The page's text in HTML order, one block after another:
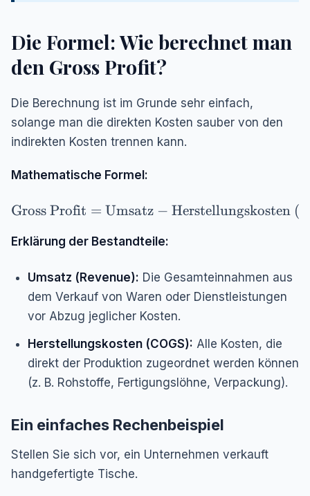
Die Formel: Wie berechnet man
den Gross Profit?
Die Berechnung ist im Grunde sehr einfach,
solange man die direkten Kosten sauber von den
indirekten Kosten trennen kann.
Mathematische Formel:
\text{Gross Profit} = \text{Umsatz} -
Gross Profit = Umsatz − Herstellungskosten
Erklärung der Bestandteile:
Umsatz (Revenue): Die Gesamteinnahmen aus
dem Verkauf von Waren oder Dienstleistungen
vor Abzug jeglicher Kosten.
Herstellungskosten (COGS): Alle Kosten, die
direkt der Produktion zugeordnet werden können
(z. B. Rohstoffe, Fertigungslöhne, Verpackung).
Ein einfaches Rechenbeispiel
Stellen Sie sich vor, ein Unternehmen verkauft
handgefertigte Tische.